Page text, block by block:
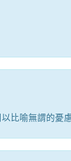
比喻無謂的憂